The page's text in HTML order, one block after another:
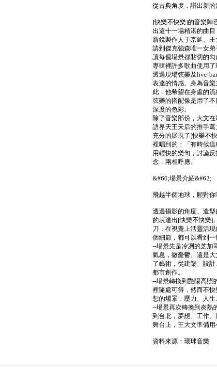
從古典角度，譜出新
[快樂不快樂]的音樂陣
出這十一場精湛的曲
新銳製作人于京延、
請到傑克強森唯一女
讓每個場景都貼切的
專輯裡許多歌曲使用
透過現場弦樂及live
表達的情感。身為音
此，他希望在身處的
弦樂的搭配像是用了
深度的色彩。
除了音樂部份，大文
語界天王天后的推手
充分的展現了[快樂不
裡唱到的：「有時候
用輕快的樂句，討論
念，兩相呼應。
&#60;場景介紹&#62;
飛越半個地球，願對
透過攝影的角度、造
的表達出[快樂不快樂]
刀，在視覺上活靈活
個細節，都可以看到
--場景先是冷冽的芝加
氣息，微憂鬱。這是
了藝術，從建築、設
都市創作。
--場景轉換到艷陽高照
裡隨處可得，然而不
想的場景，壓力、人
--場景再次轉換到炎熱
到台北，夢想、工作
舞台上，王大文準備
資料來源：環球音樂